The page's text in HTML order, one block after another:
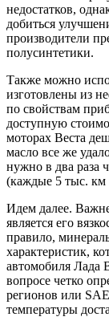
недостатков,
добиться
производители
полусинтетики.
Также можно
изготовлены из
по свойствам
доступную
моторах Веста
масло все же
нужно в два раза
(каждые 5 тыс. км
Идем далее.
является его
правило,
характеристик,
автомобиля Лада
вопросе четко
регионов или
температуры